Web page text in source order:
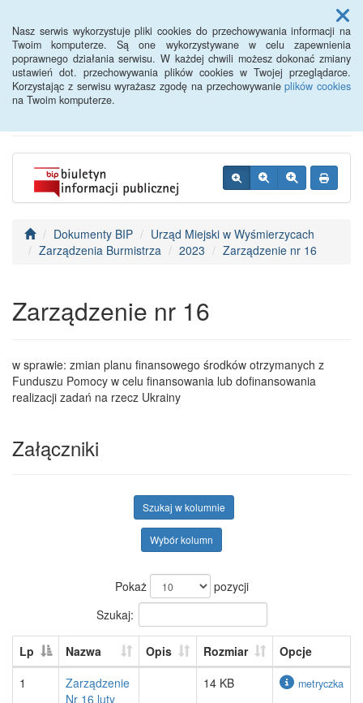
Nasz serwis wykorzystuje pliki cookies do przechowywania informacji na
Twoim komputerze. Są one wykorzystywane w celu zapewnienia
poprawnego działania serwisu. W każdej chwili możesz dokonać zmiany
ustawień dot. przechowywania plików cookies w Twojej przeglądarce.
Korzystając z serwisu wyrażasz zgodę na przechowywanieplików cookies
na Twoim komputerze.
Menu
BIP - Urząd Miejski
Wyśmierzyce
Dokumenty BIP
Urząd Miejski w Wyśmierzycach
Zarządzenia Burmistrza
2023 Zarządzenie nr 16
Zarządzenie nr 16
w sprawie: zmian planu finansowego środków otrzymanych z
Funduszu Pomocy w celu finansowania lub dofinansowania
realizacji zadań na rzecz Ukrainy
Załączniki
Szukaj w kolumnie
Wybór kolumn
Pokaż
pozycji
Szukaj:
Lp Nazwa Opis Rozmiar
Opcje
1
Zarządzenie
Nr 16 luty
14 KB metryczka